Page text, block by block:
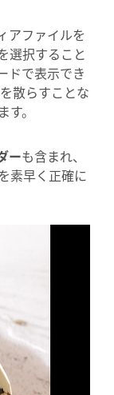
アファイルを
選択すること
ドで表示でき
散らすことな
。
ーも含まれ、
素早く正確に